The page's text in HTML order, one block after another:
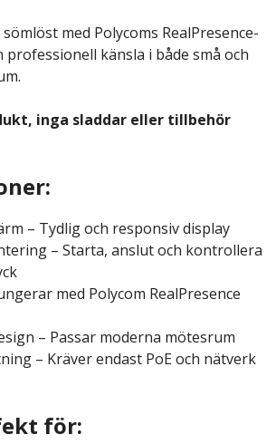
med Polycoms RealPresence-
professionell känsla i både små och
inga sladdar eller tillbehör
– Tydlig och responsiv display
– Starta, anslut och kontrollera
med Polycom RealPresence
– Passar moderna mötesrum
– Kräver endast PoE och nätverk
för: